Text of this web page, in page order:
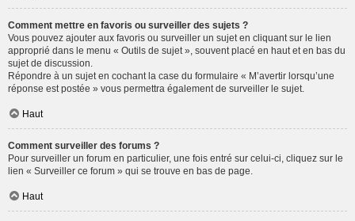
Comment mettre en favoris ou surveiller des sujets ?
Vous pouvez ajouter aux favoris ou surveiller un sujet en cliquant sur le lien
approprié dans le menu « Outils de sujet », souvent placé en haut et en bas du
sujet de discussion.
Répondre à un sujet en cochant la case du formulaire « M’avertir lorsqu’une
réponse est postée » vous permettra également de surveiller le sujet.
Haut
Comment surveiller des forums ?
Pour surveiller un forum en particulier, une fois entré sur celui-ci, cliquez sur le
lien « Surveiller ce forum » qui se trouve en bas de page.
Haut